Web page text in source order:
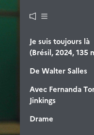
Je suis toujours là
(Brésil, 2024, 135
De Walter Salles
AvecFernanda
Jinkings
Drame